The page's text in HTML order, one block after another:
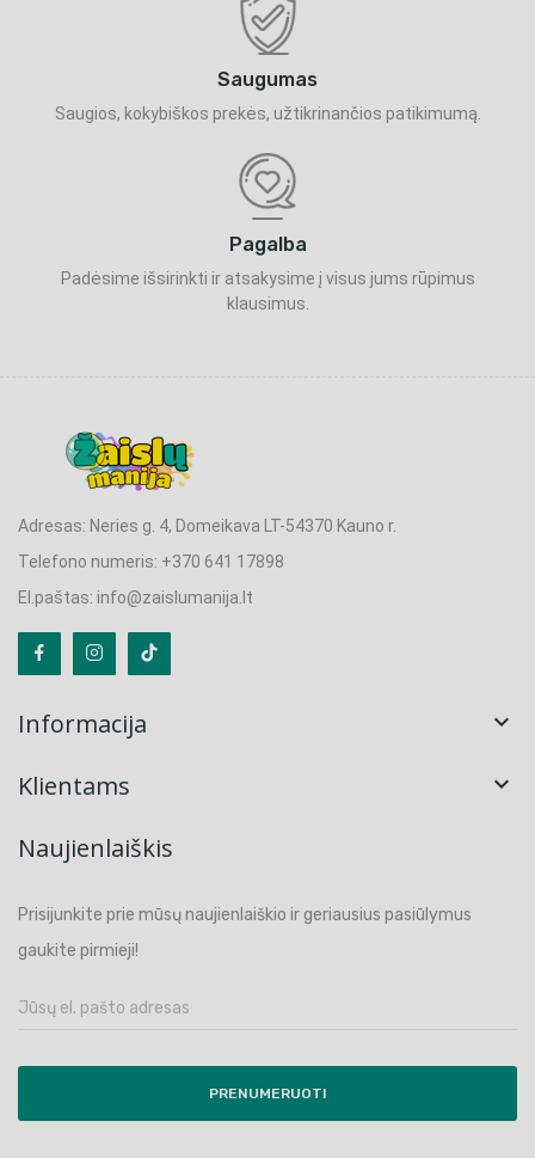
Saugumas
Saugios, kokybiškos prekės, užtikrinančios patikimumą.
Pagalba
Padėsime išsirinkti ir atsakysime į visus jums rūpimus
klausimus.
Adresas: Neries g. 4, Domeikava LT-54370 Kauno r.
Telefono numeris: +370 641 17898
El.paštas: info@zaislumanija.lt
Informacija 
Klientams 
Naujienlaiškis
Prisijunkite prie mūsų naujienlaiškio ir geriausius pasiūlymus
gaukite pirmieji!
PRENUMERUOTI